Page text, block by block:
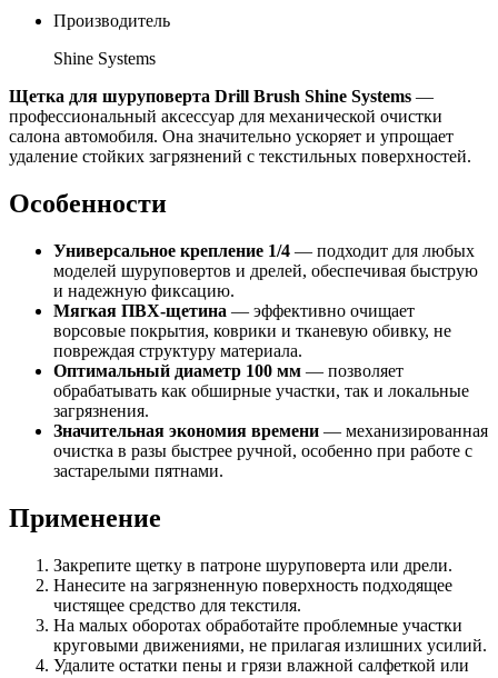
Производитель
Shine Systems
Щетка для шуруповерта Drill Brush Shine Systems —
профессиональный аксессуар для механической очистки
салона автомобиля. Она значительно ускоряет и упрощает
удаление стойких загрязнений с текстильных поверхностей.
Особенности
Универсальное крепление 1/4 — подходит для любых
моделей шуруповертов и дрелей, обеспечивая быструю
и надежную фиксацию.
Мягкая ПВХ-щетина — эффективно очищает
ворсовые покрытия, коврики и тканевую обивку, не
повреждая структуру материала.
Оптимальный диаметр 100 мм — позволяет
обрабатывать как обширные участки, так и локальные
загрязнения.
Значительная экономия времени — механизированная
очистка в разы быстрее ручной, особенно при работе с
застарелыми пятнами.
Применение
Закрепите щетку в патроне шуруповерта или дрели.
Нанесите на загрязненную поверхность подходящее
чистящее средство для текстиля.
На малых оборотах обработайте проблемные участки
круговыми движениями, не прилагая излишних усилий.
Удалите остатки пены и грязи влажной салфеткой или